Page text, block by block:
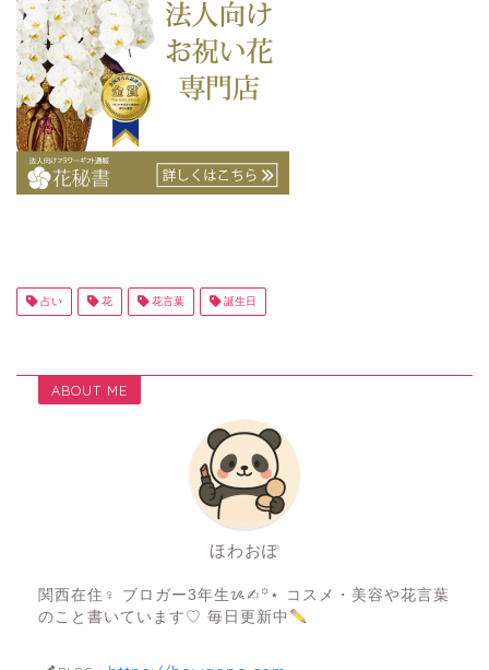
占い 花 花言葉 誕生日
ABOUT ME
ほわおぽ
関西在住♀ ブロガー3年生ᝰ✍︎꙳⋆ コスメ・美容や花言葉
のこと書いています♡ 毎日更新中